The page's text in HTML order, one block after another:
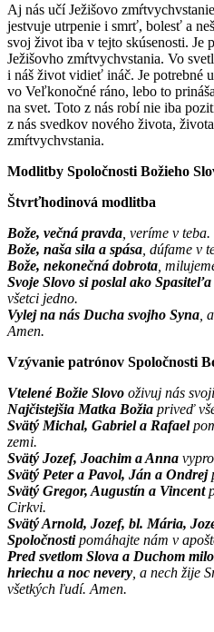
Aj nás učí Ježišovo
jestvuje utrpenie i smrť, bolesť a
svoj život iba v tejto skúsenosti. Je
Ježišovho zmŕtvychvstania. Vo
i náš život vidieť ináč. Je potrebné
vo Veľkonočné ráno, lebo to
na svet. Toto z nás robí nie iba
z nás svedkov nového života,
zmŕtvychvstania.
Modlitby Spoločnosti Božieho
Štvrťhodinová modlitba
Bože, večná pravda , veríme v teba.
Bože, naša sila a spása , dúfame v
Bože, nekonečná dobrota ,
Svoje Slovo si poslal ako Spasiteľa
všetci jedno.
Vylej na nás Ducha svojho Syna ,
Amen.
Vzývanie patrónov Spoločnosti
Vtelené Božie Slovo oživuj nás
Najčistejšia Matka Božia priveď
Svätý Michal, Gabriel a Rafael
zemi.
Svätý Jozef, Joachim a Anna
Svätý Peter a Pavol, Ján a Ondrej
Svätý Gregor, Augustín a Vincent
Cirkvi.
Svätý Arnold, Jozef, bl. Mária,
Spoločnostipomáhajte nám v
Pred svetlom Slova a Duchom
hriechu a noc nevery , a nech žije
všetkých ľudí. Amen.